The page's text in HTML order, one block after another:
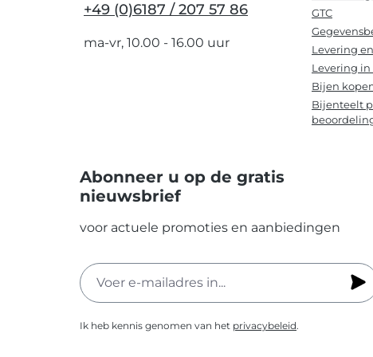
+49 (0)6187 / 207 57 86
ma-vr, 10.00 - 16.00 uur
GTC
Levering
Levering
Bijen
Bijenteelt
Abonneer u op de gratis
nieuwsbrief
voor actuele promoties en aanbiedingen
Ik heb kennis genomen van het privacybeleid.